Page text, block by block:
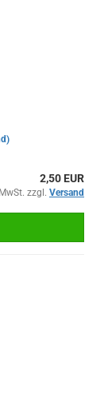
2,50 EUR
zzgl. Versand